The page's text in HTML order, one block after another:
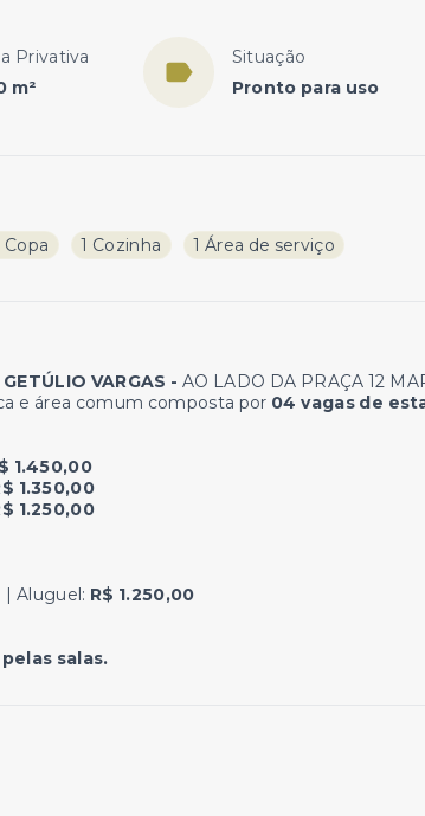
Privativa
m²
Situação
Pronto para uso
Copa 1 Cozinha 1 Área de serviço
VARGAS - AO LADO DA PRAÇA 12
e área comum composta por 04 vagas de
1.450,00
1.350,00
1.250,00
| Aluguel: R$ 1.250,00
salas.